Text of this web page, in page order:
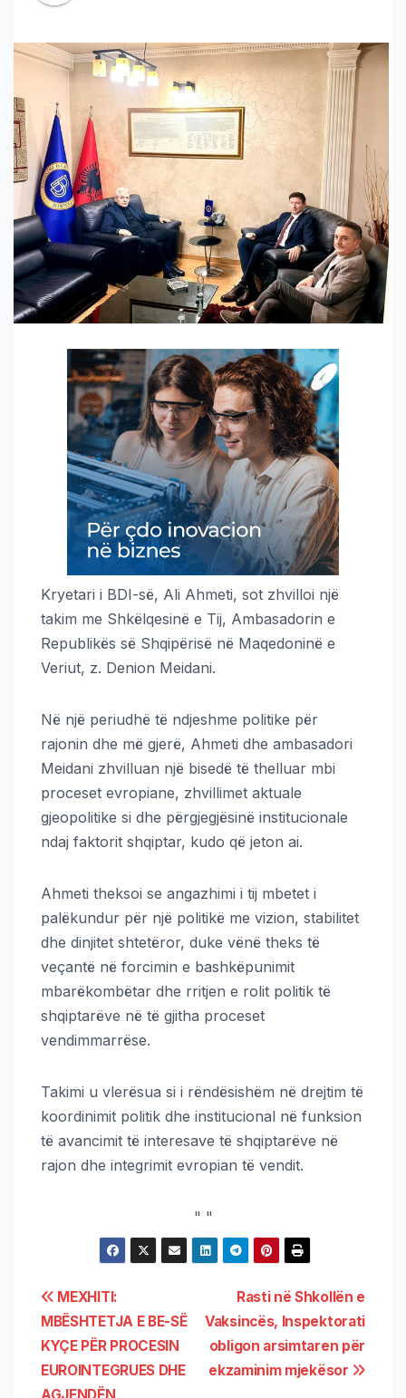
Kryetari i BDI-së, Ali Ahmeti, sot zhvilloi një
takim me Shkëlqesinë e Tij, Ambasadorin e
Republikës së Shqipërisë në Maqedoninë e
Veriut, z. Denion Meidani.
Në një periudhë të ndjeshme politike për
rajonin dhe më gjerë, Ahmeti dhe ambasadori
Meidani zhvilluan një bisedë të thelluar mbi
proceset evropiane, zhvillimet aktuale
gjeopolitike si dhe përgjegjësinë institucionale
ndaj faktorit shqiptar, kudo që jeton ai.
Ahmeti theksoi se angazhimi i tij mbetet i
palëkundur për një politikë me vizion, stabilitet
dhe dinjitet shtetëror, duke vënë theks të
veçantë në forcimin e bashkëpunimit
mbarëkombëtar dhe rritjen e rolit politik të
shqiptarëve në të gjitha proceset
vendimmarrëse.
Takimi u vlerësua si i rëndësishëm në drejtim të
koordinimit politik dhe institucional në funksion
të avancimit të interesave të shqiptarëve në
rajon dhe integrimit evropian të vendit.
" "
Rasti në Shkollën e
Vaksincës, Inspektorati
obligon arsimtaren për
ekzaminim mjekësor
MEXHITI:
MBËSHTETJA E BE-SË
KYÇE PËR PROCESIN
EUROINTEGRUES DHE
AGJENDËN